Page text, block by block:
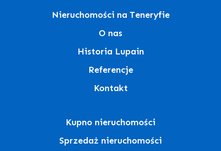
Nieruchomości na Teneryfie
O nas
Historia Lupain
Referencje
Kontakt
Kupno nieruchomości
Sprzedaż nieruchomości